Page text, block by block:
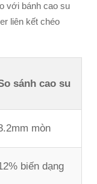
với bánh cao su
liên kết chéo
sánh cao su
mòn
biến dạng